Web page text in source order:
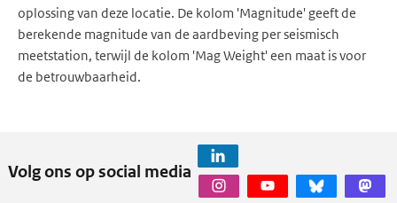
oplossing van deze locatie. De kolom 'Magnitude' geeft de
berekende magnitude van de aardbeving per seismisch
meetstation, terwijl de kolom 'Mag Weight' een maat is voor
de betrouwbaarheid.
Volg ons op social media